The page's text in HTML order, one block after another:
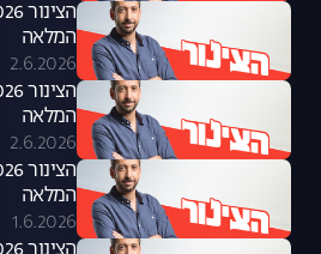
המלאה
2.6.2026
המלאה
2.6.2026
המלאה
1.6.2026